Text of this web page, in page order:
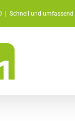
Schnell und